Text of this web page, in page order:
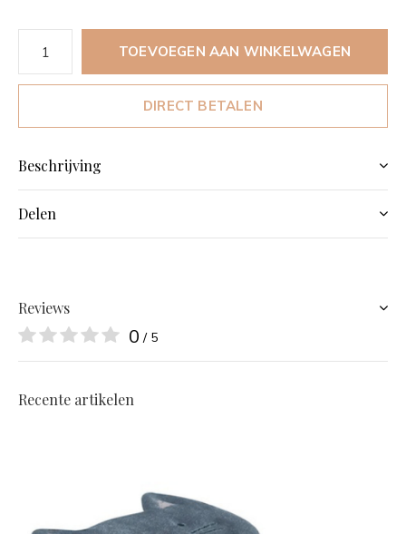
TOEVOEGEN AAN WINKELWAGEN
DIRECT BETALEN
Beschrijving
Delen
Reviews
0 / 5
Recente artikelen